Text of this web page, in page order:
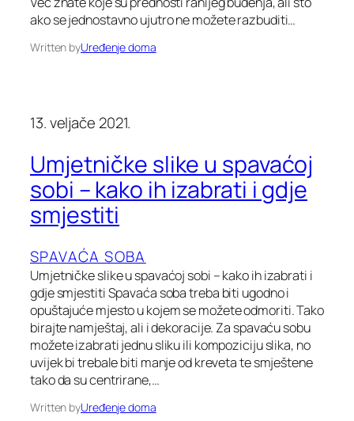
ako se jednostavno ujutro ne možete razbuditi…
Written byUređenje doma
13. veljače 2021.
Umjetničke slike u spavaćoj
sobi – kako ih izabrati i gdje
smjestiti
SPAVAĆA SOBA
Umjetničke slike u spavaćoj sobi – kako ih izabrati i
gdje smjestiti Spavaća soba treba biti ugodno i
opuštajuće mjesto u kojem se možete odmoriti. Tako
birajte namještaj, ali i dekoracije. Za spavaću sobu
možete izabrati jednu sliku ili kompoziciju slika, no
uvijek bi trebale biti manje od kreveta te smještene
tako da su centrirane,…
Written byUređenje doma